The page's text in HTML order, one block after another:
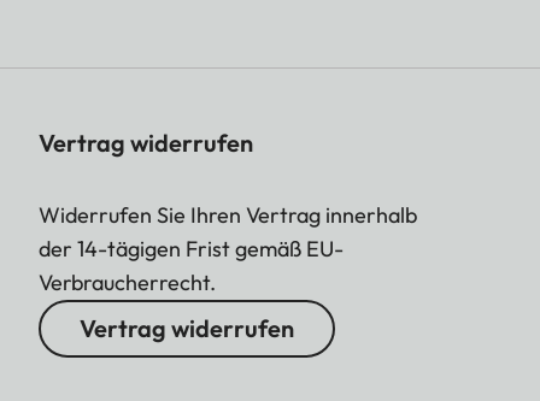
Vertrag widerrufen
Widerrufen Sie Ihren Vertrag innerhalb
der 14-tägigen Frist gemäß EU-
Verbraucherrecht.
Vertrag widerrufen